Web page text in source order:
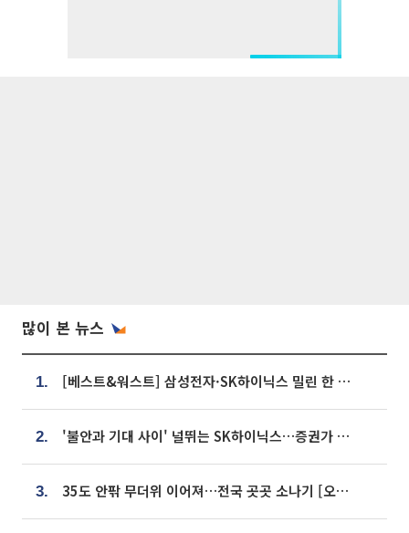
많이 본 뉴스
1. [베스트&워스트] 삼성전자·SK하이닉스 밀린 한 주…상상인증권은 85% 급등
2. '불안과 기대 사이' 널뛰는 SK하이닉스…증권가 "HBM4·LTA 기반 펀터멘털 견고"
3. 35도 안팎 무더위 이어져…전국 곳곳 소나기 [오늘 날씨]